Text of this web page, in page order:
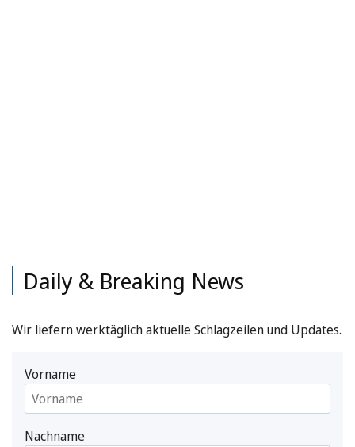
Daily & Breaking News
Wir liefern werktäglich aktuelle Schlagzeilen und Updates.
Vorname
Nachname